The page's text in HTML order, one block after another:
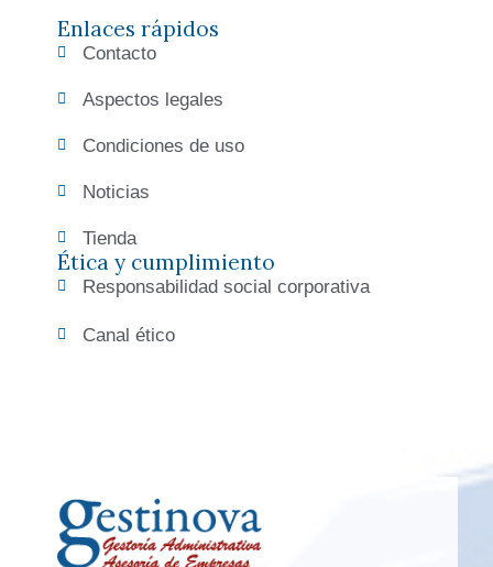
Enlaces rápidos
Contacto
Aspectos legales
Condiciones de uso
Noticias
Tienda
Ética y cumplimiento
Responsabilidad social corporativa
Canal ético